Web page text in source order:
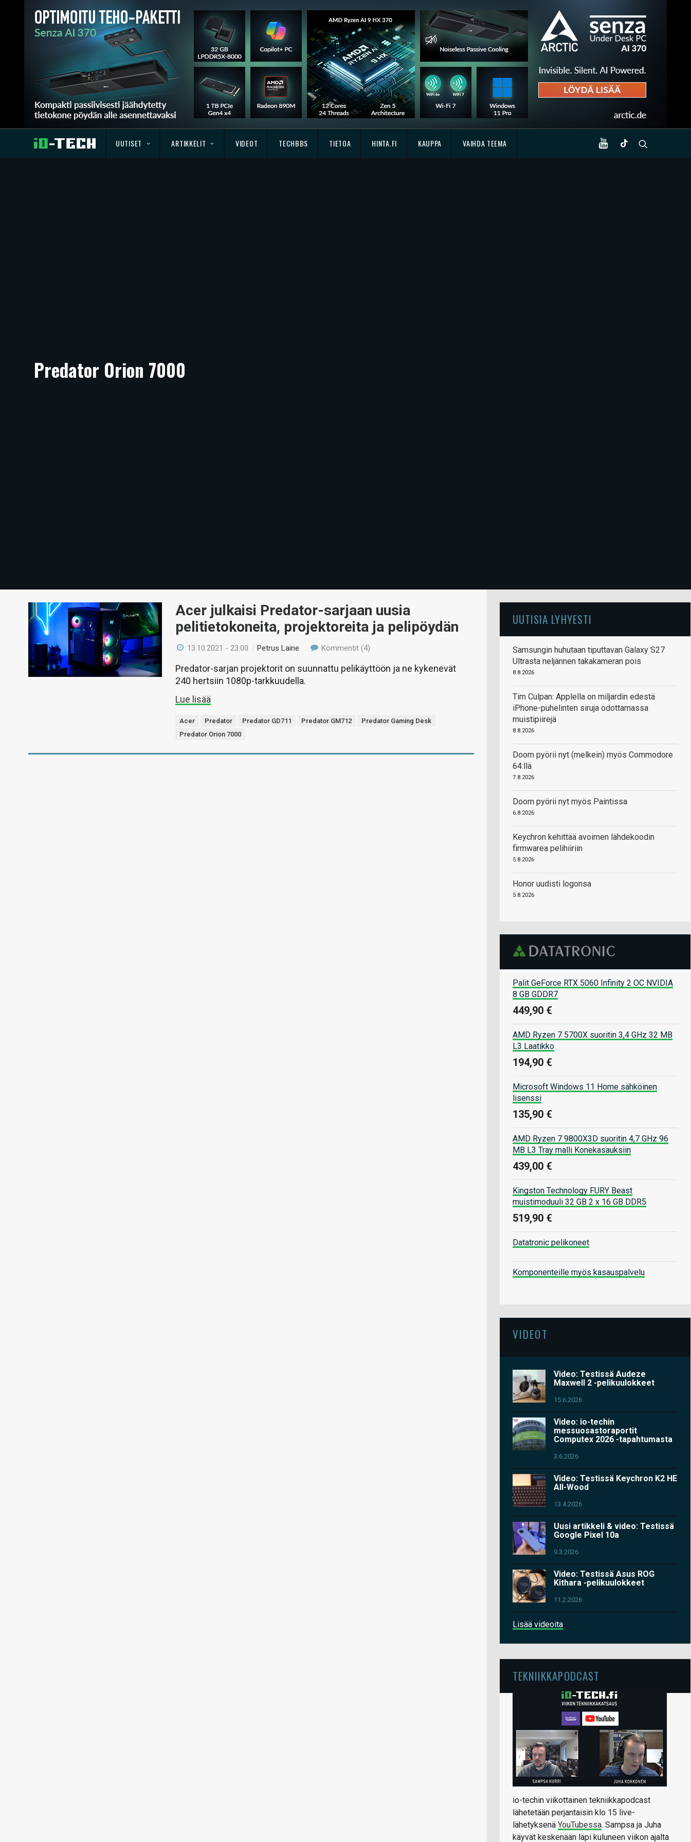
UUTISET ARTIKKELIT VIDEOT TECHBBS TIETOA HINTA.FI KAUPPA VAIHDA TEEMA
Predator Orion 7000
Acer julkaisi Predator-sarjaan uusia
pelitietokoneita, projektoreita ja pelipöydän
13.10.2021 - 23:00 /Petrus Laine Kommentit (4)
Predator-sarjan projektorit on suunnattu pelikäyttöön ja ne kykenevät
240 hertsiin 1080p-tarkkuudella.
Lue lisää
Acer Predator Predator GD711 Predator GM712
Predator Gaming Desk
Predator Orion 7000
UUTISIA LYHYESTI
Samsungin huhutaan tiputtavan Galaxy S27
Ultrasta neljännen takakameran pois
8.8.2026
Tim Culpan: Applella on miljardin edestä
iPhone-puhelinten siruja odottamassa
muistipiirejä
8.8.2026
Doom pyörii nyt (melkein) myös Commodore
64:llä
7.8.2026
Doom pyörii nyt myös Paintissa
6.8.2026
Keychron kehittää avoimen lähdekoodin
firmwarea pelihiiriin
5.8.2026
Honor uudisti logonsa
5.8.2026
Palit GeForce RTX 5060 Infinity 2 OC NVIDIA
8 GB GDDR7
449,90 €
AMD Ryzen 7 5700X suoritin 3,4 GHz 32 MB
L3 Laatikko
194,90 €
Microsoft Windows 11 Home sähköinen
lisenssi
135,90 €
AMD Ryzen 7 9800X3D suoritin 4,7 GHz 96
MB L3 Tray malli Konekasauksiin
439,00 €
Kingston Technology FURY Beast
muistimoduuli 32 GB 2 x 16 GB DDR5
519,90 €
Datatronic pelikoneet
Komponenteille myös kasauspalvelu
VIDEOT
Video: Testissä Audeze
Maxwell 2 -pelikuulokkeet
15.6.2026
Video: io-techin
messuosastoraportit
Computex 2026 -tapahtumasta
3.6.2026
Video: Testissä Keychron K2 HE
All-Wood
13.4.2026
Uusi artikkeli & video: Testissä
Google Pixel 10a
9.3.2026
Video: Testissä Asus ROG
Kithara -pelikuulokkeet
11.2.2026
Lisää videoita
TEKNIIKKAPODCAST
io-techin viikottainen tekniikkapodcast
lähetetään perjantaisin klo 15 live-
lähetyksenä YouTubessa. Sampsa ja Juha
käyvät keskenään läpi kuluneen viikon ajalta